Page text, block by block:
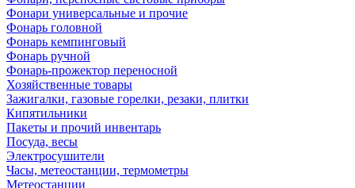
Фонари универсальные и прочие
Фонарь головной
Фонарь кемпинговый
Фонарь ручной
Фонарь-прожектор переносной
Хозяйственные товары
Зажигалки, газовые горелки, резаки, плитки
Кипятильники
Пакеты и прочий инвентарь
Посуда, весы
Электросушители
Часы, метеостанции, термометры
Метеостанции